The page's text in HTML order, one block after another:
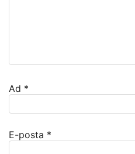
Ad *
E-posta *